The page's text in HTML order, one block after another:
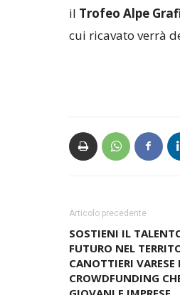
il Trofeo Alpe
cui ricavato verrà
Articolo precedente
SOSTIENI IL
FUTURO NEL
CANOTTIERI
CROWDFUNDING